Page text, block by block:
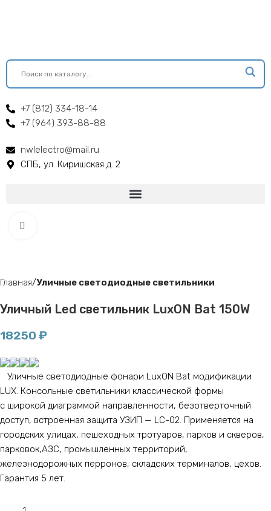
+7 (812) 334-18-14
+7 (964) 393-88-88
nwlelectro@mail.ru
СПБ, ул. Киришская д. 2
Главная Уличные светодиодные светильники
Уличный Led светильник LuxON Bat 150W
18250 ₽
Уличные светодиодные фонари LuxON Bat модификации
LUX. Консольные светильники классической формы
с широкой диаграммой направленности, безотверточный
доступ, встроенная защита УЗИП — LC-02. Применяется на
городских улицах, пешеходных тротуаров, парков и скверов,
парковок,АЗС, промышленных территорий,
железнодорожных перронов, складских терминалов, цехов.
Гарантия 5 лет.